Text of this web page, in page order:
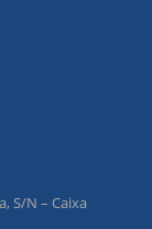
S/N – Caixa